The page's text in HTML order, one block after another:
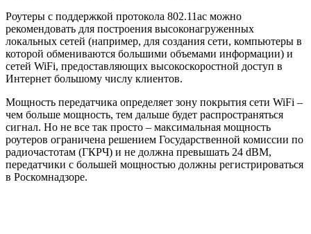
Роутеры с поддержкой протокола 802.11ac можно
рекомендовать для построения высоконагруженных
локальных сетей (например, для создания сети, компьютеры в
которой обмениваются большими объемами информации) и
сетей WiFi, предоставляющих высокоскоростной доступ в
Интернет большому числу клиентов.
Мощность передатчика определяет зону покрытия сети WiFi –
чем больше мощность, тем дальше будет распространяться
сигнал. Но не все так просто – максимальная мощность
роутеров ограничена решением Государственной комиссии по
радиочастотам (ГКРЧ) и не должна превышать 24 dBM,
передатчики с большей мощностью должны регистрироваться
в Роскомнадзоре.